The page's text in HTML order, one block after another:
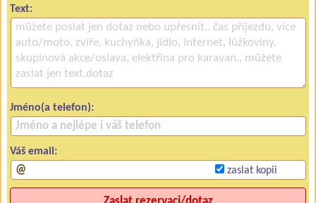
Text:
Jméno(a telefon):
Váš email:
zaslat kopii